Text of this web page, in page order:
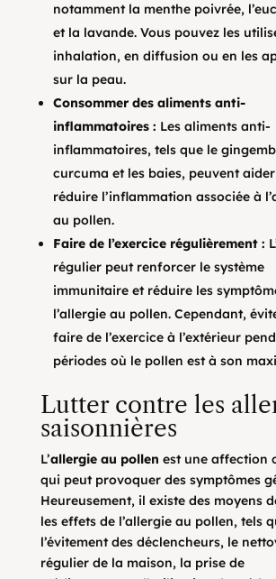
notamment la menthe poivrée,
et la lavande. Vous pouvez les
inhalation, en diffusion ou en les
sur la peau.
Consommer des aliments anti-
inflammatoires : Les aliments anti-
inflammatoires, tels que le
curcuma et les baies, peuvent
réduire l’inflammation associée à
au pollen.
Faire de l’exercice régulièrement :
régulier peut renforcer le système
immunitaire et réduire les
l’allergie au pollen. Cependant,
faire de l’exercice à l’extérieur
périodes où le pollen est à son
Lutter contre les
saisonnières
L’allergie au pollen est une affection
qui peut provoquer des symptômes
Heureusement, il existe des moyens
les effets de l’allergie au pollen, tels
l’évitement des déclencheurs, le
régulier de la maison, la prise de